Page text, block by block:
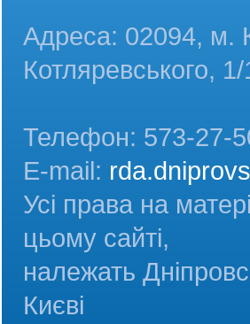
Адреса: 02094, м.
Котляревського, 1/
Телефон: 573-27-
E-mail:
Усі права на
цьому сайті,
належать
Києві